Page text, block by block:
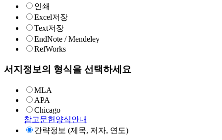
인쇄
Excel저장
Text저장
EndNote / Mendeley
RefWorks
서지정보의 형식을 선택하세요
MLA
APA
Chicago
참고문헌양식안내
간략정보 (제목, 저자, 연도)